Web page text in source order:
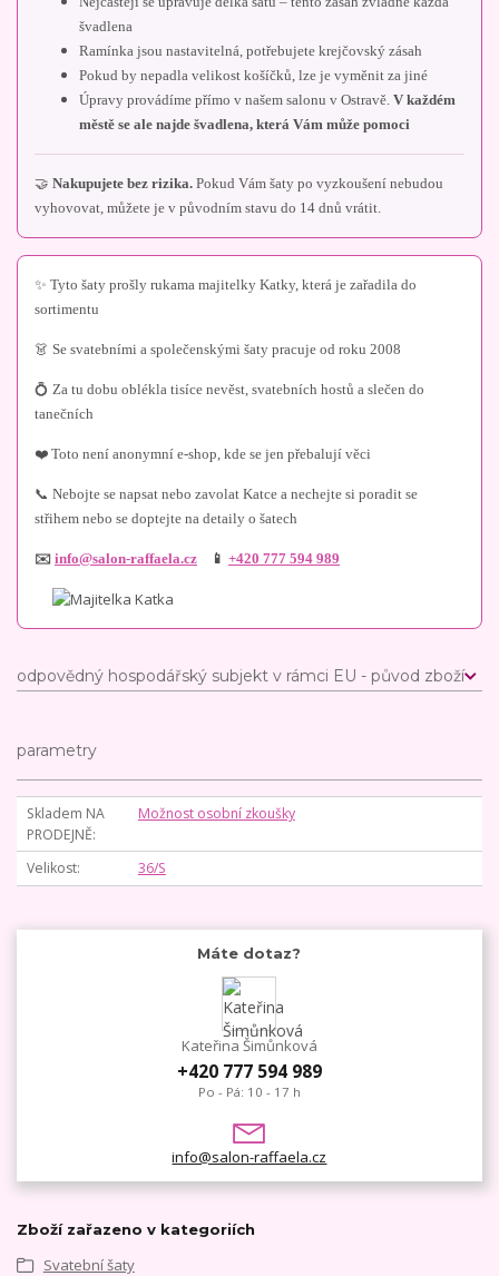
švadlena
Ramínka jsou nastavitelná, potřebujete krejčovský zásah
Pokud by nepadla velikost košíčků, lze je vyměnit za jiné
Úpravy provádíme přímo v našem salonu v Ostravě. V každém
městě se ale najde švadlena, která Vám může pomoci
🤝 Nakupujete bez rizika. Pokud Vám šaty po vyzkoušení nebudou
vyhovovat, můžete je v původním stavu do 14 dnů vrátit.
✨ Tyto šaty prošly rukama majitelky Katky, která je zařadila do
sortimentu
👗 Se svatebními a společenskými šaty pracuje od roku 2008
💍 Za tu dobu oblékla tisíce nevěst, svatebních hostů a slečen do
tanečních
❤️ Toto není anonymní e-shop, kde se jen přebalují věci
📞 Nebojte se napsat nebo zavolat Katce a nechejte si poradit se
střihem nebo se doptejte na detaily o šatech
✉️ info@salon-raffaela.cz 📱 +420 777 594 989
odpovědný hospodářský subjekt v rámci EU - původ zboží
parametry
Skladem NA
PRODEJNĚ
Možnost osobní zkoušky
Velikost 36/S
Máte dotaz?
Kateřina Šimůnková
+420 777 594 989
Po - Pá: 10 - 17 h
info@salon-raffaela.cz
Zboží zařazeno v kategoriích
Svatební šaty